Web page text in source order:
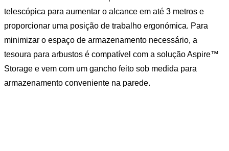
telescópica para aumentar o alcance em até 3 metros e
proporcionar uma posição de trabalho ergonómica. Para
minimizar o espaço de armazenamento necessário, a
tesoura para arbustos é compatível com a solução Aspire™
Storage e vem com um gancho feito sob medida para
armazenamento conveniente na parede.